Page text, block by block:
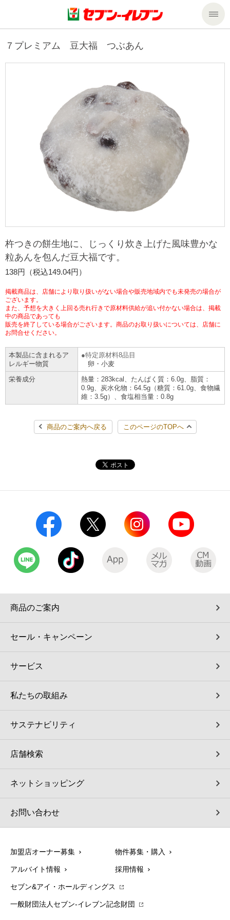
商品のご案内
来週の新商品
商品カテゴリ一覧
セブンプレミアム
ギフト
プリペイドカード・金券
ニンテンドー・ダウンロードカード
サービストップ
nanacoトップ
マルチコピー機でできること
コピー
プリント
スキャン
ファクス
チケット
宅配便
切手・はがき・印紙
セブン銀行ATM
ご利用可能なお支払い方法
各種料金のお支払い
自転車シェアリング（店舗限定）
モバイルバッテリーシェアリング（店舗限定）
チケットサービス
セブンチケット
チケットぴあ
イープラス
CNプレイガイド
セブン‐イレブンでお受取り
タワーレコード
セブンネットショッピング
停電時のサービス停止のお知らせ
企業情報トップ
ニュースリリース
企業理念
会社概要
貸借対照表・損益計算書
沿革
国内店舗数
セブン‐イレブンの海外事業
セブン-イレブンの歴史
私たちの取組み
サステナビリティ
セブン＆アイ・ホールディングスの重点課題
サステナビリティ活動基本方針
サステナビリティ推進体制
GREEN CHALLENGE 2050
4VISIONS
サステナビリティニュース
サステナビリティレポート
加盟店オーナー募集
アルバイト情報 採用情報
店舗検索
ネットショッピング
お問い合わせ
Language
English (Corporate)
English (Services)
简体中文(服务)
한국어(서비스)
７プレミアム 豆大福 つぶあん
杵つきの餅生地に、じっくり炊き上げた風味豊かな
粒あんを包んだ豆大福です。
138円（税込149.04円）
掲載商品は、店舗により取り扱いがない場合や販売地域内でも未発売の場合が
ございます。
また、予想を大きく上回る売れ行きで原材料供給が追い付かない場合は、掲載
中の商品であっても
販売を終了している場合がございます。商品のお取り扱いについては、店舗に
お問合せください。
本製品に含まれるア
レルギー物質
特定原材料8品目
卵・小麦
栄養成分
熱量：283kcal、たんぱく質：6.0g、脂質：
0.9g、炭水化物：64.5g（糖質：61.0g、食物繊
維：3.5g）、食塩相当量：0.8g
商品のご案内へ戻る このページのTOPへ
商品のご案内
セール・キャンペーン
サービス
私たちの取組み
サステナビリティ
店舗検索
ネットショッピング
お問い合わせ
加盟店オーナー募集 物件募集・購入
アルバイト情報 採用情報
セブン&アイ・ホールディングス
一般財団法人セブン-イレブン記念財団